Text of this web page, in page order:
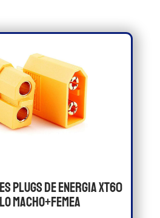
Plugs de energia Xt60
Macho+Femea